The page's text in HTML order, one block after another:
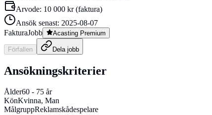
Arvode: 10 000 kr(faktura)
Ansök senast: 2025-08-07
FakturaJobb Acasting Premium
Förfallen Dela jobb
Ansökningskriterier
Ålder60 - 75 år
KönKvinna, Man
MålgruppReklamskådespelare